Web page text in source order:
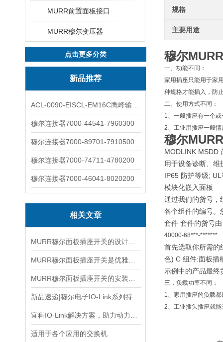
MURR前置面板接口
MURR穆尔变压器
点击更多分类
新品推荐
穆尔连接器7000-44541-7960300
穆尔连接器7000-89701-7910500
穆尔连接器7000-74711-4780200
穆尔连接器7000-46041-8020200
相关文章
适用于各个应用的交换机
规格
主要用途
穆尔
一、功能不同：
家用插座只能用于家
种规格才能插入，防
二、使用方式不同：
1、一般插座有一个
2、工业用插座一般
穆尔
MODLINK MSDD
用于设备诊断、维护
IP65 防护等级; UL
模块化嵌入面板
通过我们的货号，
各个组件的编号。
套件 套件的货号
40000-68***-*******
首先选取你所需
色) C 组件:面板插
示例中的产品最
三，负载功率不同：
1、家用插座的负载
2、工业插头插座就